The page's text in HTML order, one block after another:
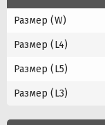
Размер (W)
Размер (L4)
Размер (L5)
Размер (L3)